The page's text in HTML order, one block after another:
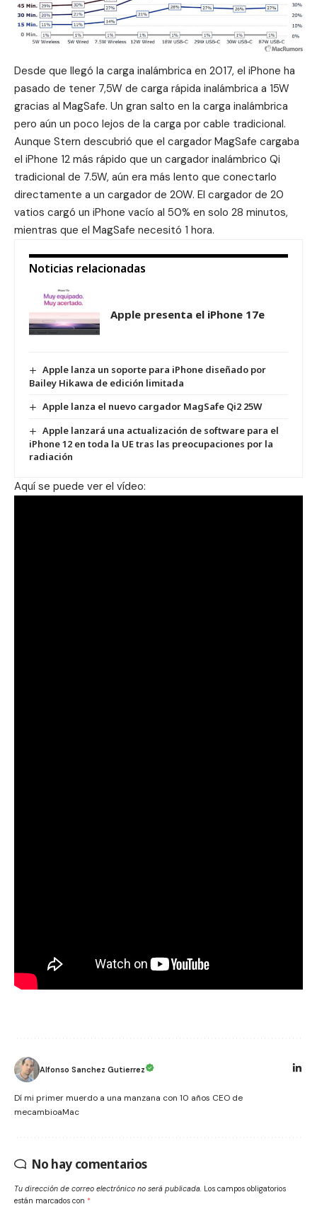
Desde que llegó la carga inalámbrica en 2017, el iPhone ha
pasado de tener 7,5W de carga rápida inalámbrica a 15W
gracias al MagSafe. Un gran salto en la carga inalámbrica
pero aún un poco lejos de la carga por cable tradicional.
Aunque Stern descubrió que el cargador MagSafe cargaba
el iPhone 12 más rápido que un cargador inalámbrico Qi
tradicional de 7.5W, aún era más lento que conectarlo
directamente a un cargador de 20W. El cargador de 20
vatios cargó un iPhone vacío al 50% en solo 28 minutos,
mientras que el MagSafe necesitó 1 hora.
Noticias relacionadas
Apple presenta el iPhone 17e
Apple lanza un soporte para iPhone diseñado por
Bailey Hikawa de edición limitada
Apple lanza el nuevo cargador MagSafe Qi2 25W
Apple lanzará una actualización de software para el
iPhone 12 en toda la UE tras las preocupaciones por la
radiación
Aquí se puede ver el vídeo:
Alfonso Sanchez Gutierrez
Dí mi primer muerdo a una manzana con 10 años CEO de
mecambioaMac
No hay comentarios
Tu dirección de correo electrónico no será publicada. Los campos obligatorios
están marcados con *